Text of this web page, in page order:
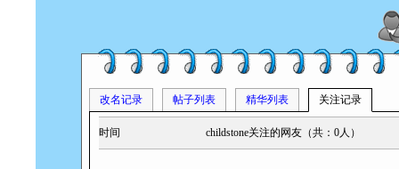
改名记录 帖子列表 精华列表 关注记录
时间 childstone关注的网友（共：0人）